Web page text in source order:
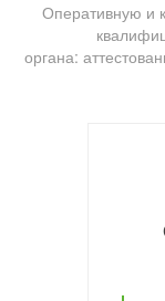
Оперативную и
органа: